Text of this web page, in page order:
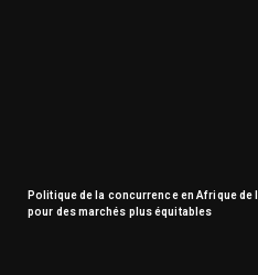
Politique de la concurrence en Afrique de
pour des marchés plus équitables